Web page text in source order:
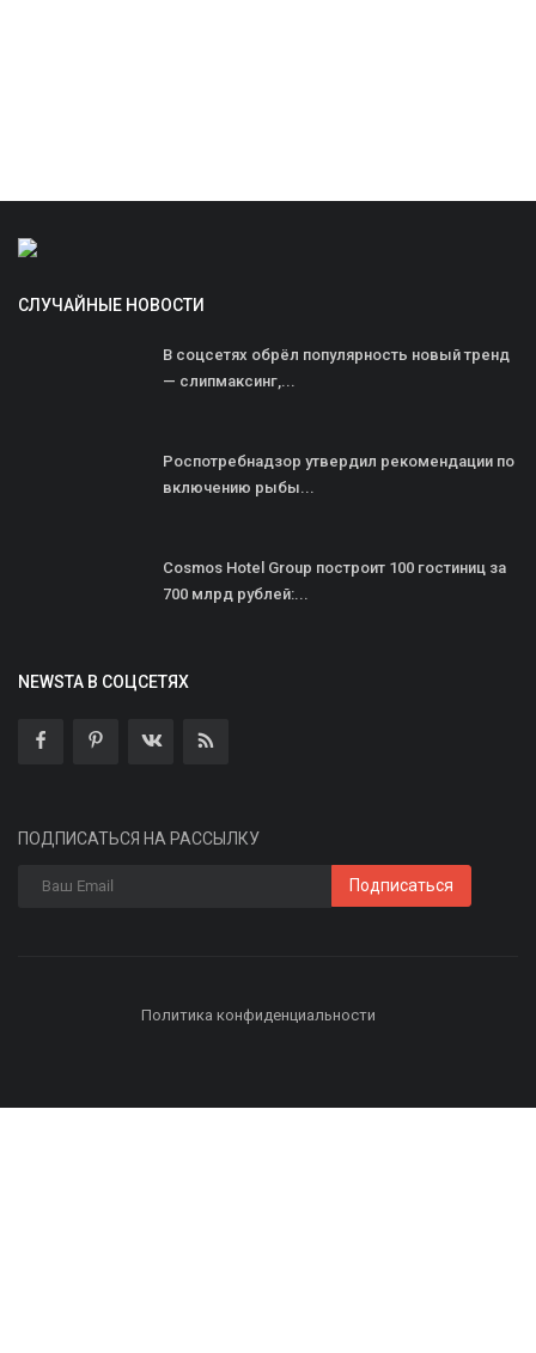
СЛУЧАЙНЫЕ НОВОСТИ
В соцсетях обрёл популярность новый тренд
— слипмаксинг,...
Роспотребнадзор утвердил рекомендации по
включению рыбы...
Cosmos Hotel Group построит 100 гостиниц за
700 млрд рублей:...
NEWSTA В СОЦСЕТЯХ
ПОДПИСАТЬСЯ НА РАССЫЛКУ
Подписаться
Политика конфиденциальности